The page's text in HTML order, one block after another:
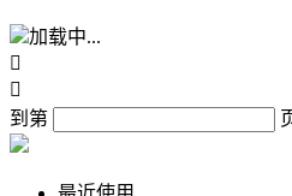
加载中...


到第